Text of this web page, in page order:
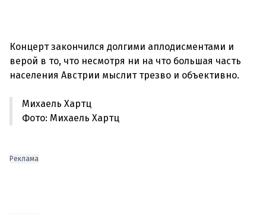
Концерт закончился долгими аплодисментами и
верой в то, что несмотря ни на что большая часть
Михаель Хартц
Фото: Михаель Хартц
Реклама